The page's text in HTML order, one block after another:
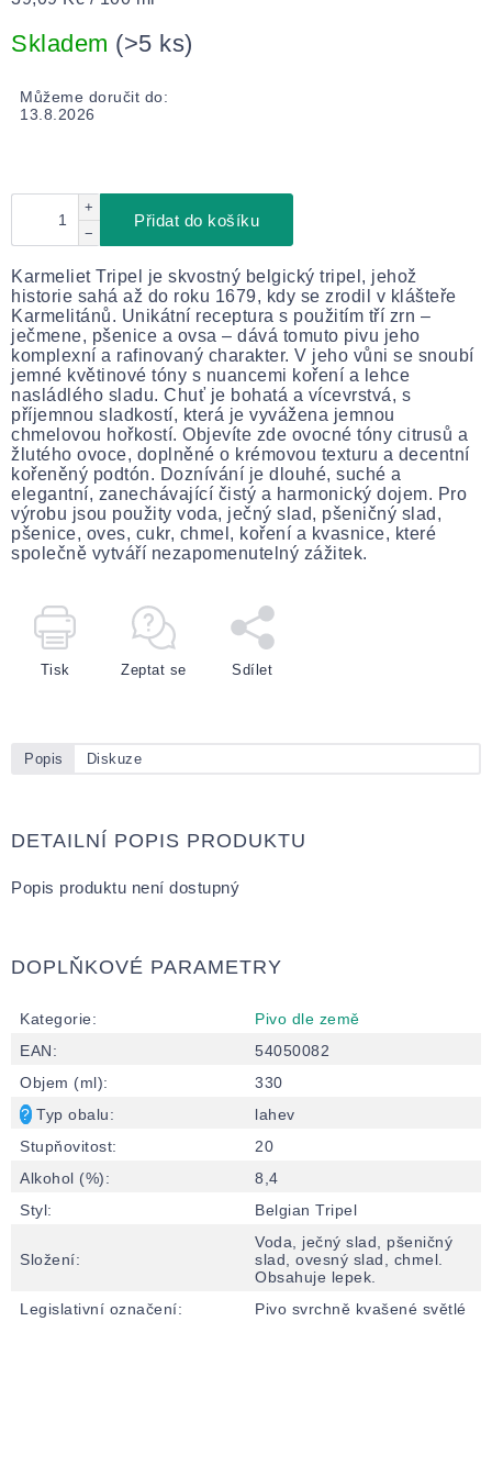
Skladem (>5 ks)
Můžeme doručit do:
13.8.2026
+
−
Přidat do košíku
Karmeliet Tripel je skvostný belgický tripel, jehož
historie sahá až do roku 1679, kdy se zrodil v klášteře
Karmelitánů. Unikátní receptura s použitím tří zrn –
ječmene, pšenice a ovsa – dává tomuto pivu jeho
komplexní a rafinovaný charakter. V jeho vůni se snoubí
jemné květinové tóny s nuancemi koření a lehce
nasládlého sladu. Chuť je bohatá a vícevrstvá, s
příjemnou sladkostí, která je vyvážena jemnou
chmelovou hořkostí. Objevíte zde ovocné tóny citrusů a
žlutého ovoce, doplněné o krémovou texturu a decentní
kořeněný podtón. Doznívání je dlouhé, suché a
elegantní, zanechávající čistý a harmonický dojem. Pro
výrobu jsou použity voda, ječný slad, pšeničný slad,
pšenice, oves, cukr, chmel, koření a kvasnice, které
společně vytváří nezapomenutelný zážitek.
Tisk Zeptat se Sdílet
Popis Diskuze
DETAILNÍ POPIS PRODUKTU
Popis produktu není dostupný
DOPLŇKOVÉ PARAMETRY
Kategorie:
Pivo dle země
EAN:
54050082
Objem (ml):
330
?Typ obalu:
lahev
Stupňovitost:
20
Alkohol (%):
8,4
Styl: Belgian Tripel
Složení:
Voda, ječný slad, pšeničný
slad, ovesný slad, chmel.
Obsahuje lepek.
Legislativní označení: Pivo svrchně kvašené světlé